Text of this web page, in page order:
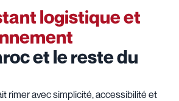
logistique et
et le reste du
rimer avec simplicité, accessibilité et